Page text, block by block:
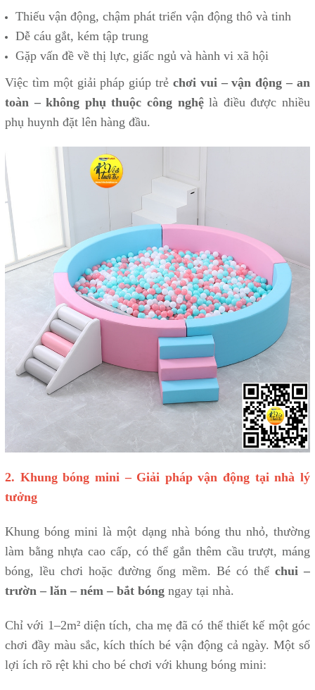
Thiếu vận động, chậm phát triển vận động thô và tinh
Dễ cáu gắt, kém tập trung
Gặp vấn đề về thị lực, giấc ngủ và hành vi xã hội
Việc tìm một giải pháp giúp trẻ chơi vui – vận động – an
toàn – không phụ thuộc công nghệlà điều được nhiều
phụ huynh đặt lên hàng đầu.
2. Khung bóng mini – Giải pháp vận động tại nhà lý
tưởng
Khung bóng mini là một dạng nhà bóng thu nhỏ, thường
làm bằng nhựa cao cấp, có thể gắn thêm cầu trượt, máng
bóng, lều chơi hoặc đường ống mềm. Bé có thể chui –
trườn – lăn – ném – bắt bóng ngay tại nhà.
Chỉ với 1–2m² diện tích, cha mẹ đã có thể thiết kế một góc
chơi đầy màu sắc, kích thích bé vận động cả ngày. Một số
lợi ích rõ rệt khi cho bé chơi với khung bóng mini: